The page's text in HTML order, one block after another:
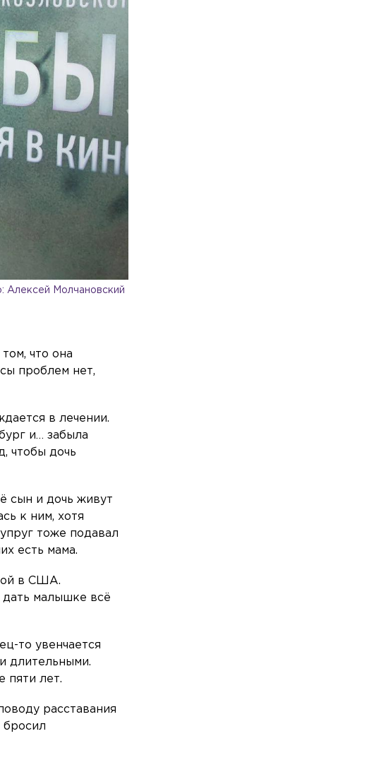
Алексей Молчановский
что она
проблем нет,
в лечении.
и… забыла
чтобы дочь
сын и дочь живут
к ним, хотя
тоже подавал
есть мама.
в США.
дать малышке всё
то увенчается
длительными.
пяти лет.
расставания
бросил